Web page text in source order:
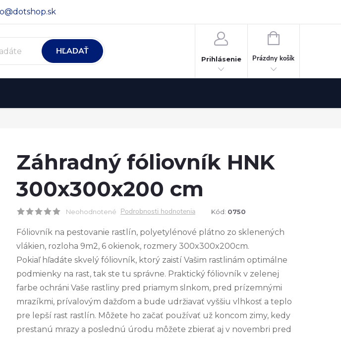
údajov
HĽADAŤ
Prihlásenie
NÁKUPNÝ
Prázdny košík
Záhradný fóliovník HNK
300x300x200 cm
Neohodnotené Podrobnosti hodnotenia Kód: 0750
Fóliovník na pestovanie rastlín, polyetylénové plátno zo sklenených
vlákien, rozloha 9m2, 6 okienok, rozmery 300x300x200cm.
Pokiaľ hľadáte skvelý fóliovník, ktorý zaistí Vašim rastlinám optimálne
podmienky na rast, tak ste tu správne. Praktický fóliovník v zelenej
farbe ochráni Vaše rastliny pred priamym slnkom, pred prízemnými
mrazíkmi, prívalovým dažďom a bude udržiavať vyššiu vlhkosť a teplo
pre lepší rast rastlín. Môžete ho začať používať už koncom zimy, kedy
prestanú mrazy a poslednú úrodu môžete zbierať aj v novembri pred